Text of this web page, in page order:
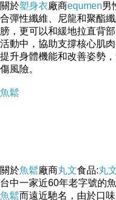
關於塑身衣廠商equmen男
合彈性纖維、尼龍和聚酯
膀，更可以和緩地拉直背
活動中，協助支撐核心肌
提升身體機能和改善姿勢
傷風險。
魚鬆
關於魚鬆廠商丸文食品:丸
台中一家近60年老字號的
魚鬆而遠近馳名，由於口